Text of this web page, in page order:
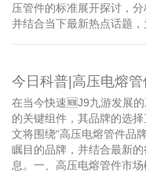
压管件的标准展开探讨，
并结合当下最新热点话题
今日科普|高压电熔管
在当今快速🆕J9九游发展
的关键组件，其品牌的选
文将围绕“高压电熔管件品
瞩目的品牌，并结合最新
息。一、高压电熔管件市